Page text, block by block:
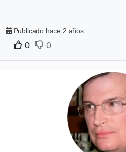
Publicado hace 2 años
0 0